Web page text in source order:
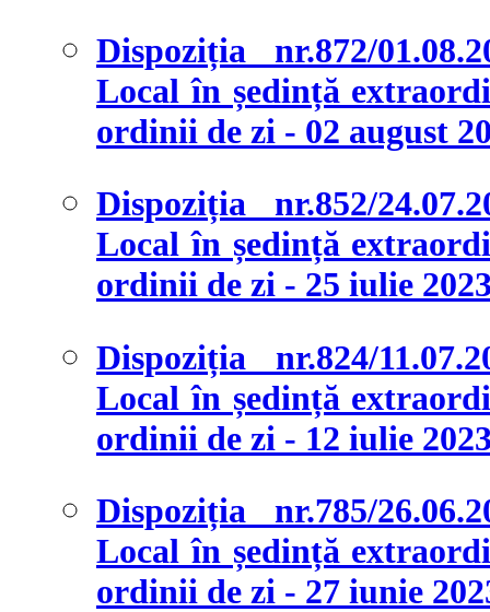
Dispoziția nr.872/
Local în ședință
ordinii de zi - 02 august
Dispoziția nr.852/
Local în ședință
ordinii de zi - 25 iulie
Dispoziția nr.824/
Local în ședință
ordinii de zi - 12 iulie
Dispoziția nr.785/
Local în ședință
ordinii de zi - 27 iunie